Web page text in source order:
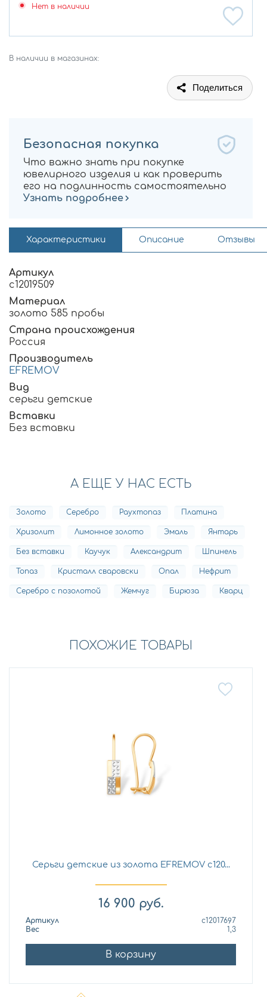
Нет в наличии
В наличии в магазинах:
Поделиться
Безопасная покупка
Что важно знать при покупке
ювелирного изделия и как проверить
его на подлинность самостоятельно
Узнать подробнее
Характеристики Описание Отзывы
Артикул
с12019509
Материал
золото 585 пробы
Страна происхождения
Россия
Производитель
EFREMOV
Вид
серьги детские
Вставки
Без вставки
А ЕЩЕ У НАС ЕСТЬ
Золото Серебро Раухтопаз Платина
Хризолит Лимонное золото Эмаль Янтарь
Без вставки Каучук Александрит Шпинель
Топаз Кристалл сваровски Опал Нефрит
Серебро с позолотой Жемчуг Бирюза Кварц
ПОХОЖИЕ ТОВАРЫ
Серьги детские из золота EFREMOV с120...
16 900 руб.
Артикул
с12017697
Вес
1,3
В корзину